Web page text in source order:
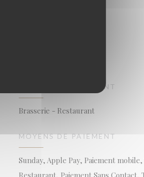
TYPE DE RESTAURANT
Brasserie - Restaurant
MOYENS DE PAIEMENT
Sunday, Apple Pay, Paiement
Restaurant, Paiement Sans